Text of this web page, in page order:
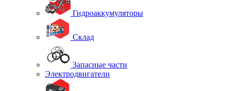
Гидроаккумуляторы
Склад
Запасные части
Электродвигатели